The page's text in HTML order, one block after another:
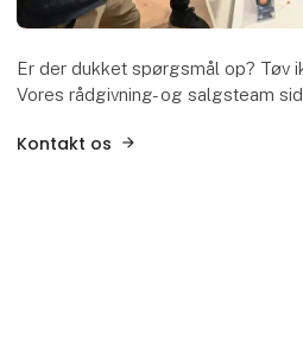
Er der dukket spørgsmål op? Tøv
Vores rådgivning- og salgsteam
Kontakt os